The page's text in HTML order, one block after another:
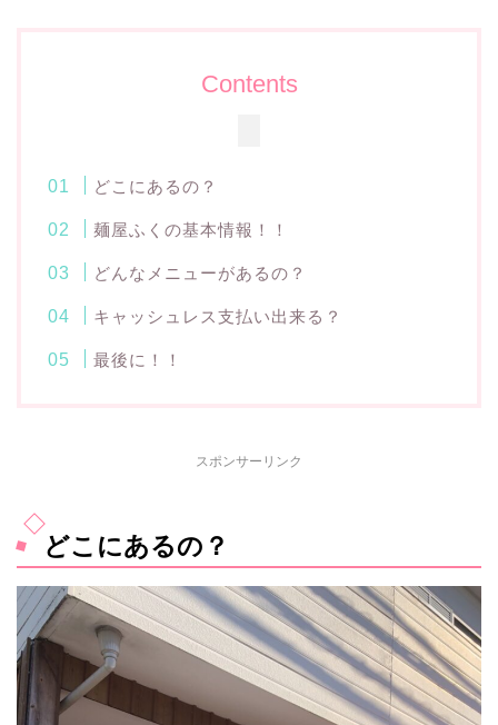
Contents
どこにあるの？
麺屋ふくの基本情報！！
どんなメニューがあるの？
キャッシュレス支払い出来る？
最後に！！
スポンサーリンク
どこにあるの？